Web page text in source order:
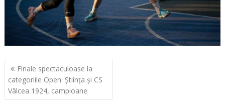
Navigare
în
articole
Finale spectaculoase la
categoriile Open: Știința și CS
Vâlcea 1924, campioane